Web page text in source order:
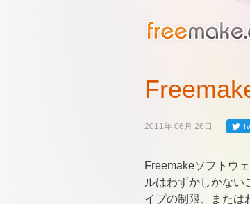
2011年 06月 26日
Freemakeソフトウ
ルはわずかしかない
イプの制限、または